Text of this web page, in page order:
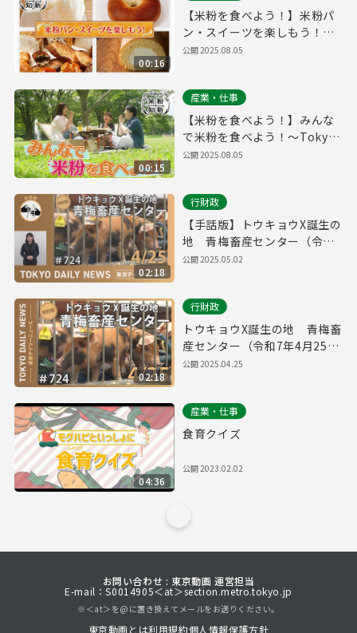
00:16
【米粉を食べよう！】米粉パ
ン・スイーツを楽しもう！～
Tokyo 米粉知新キャンペーン
公開2025.08.05
00:15
産業・仕事
【米粉を食べよう！】みんな
で米粉を食べよう！～Tokyo
米粉知新キャンペーン
公開2025.08.05
02:18
行財政
【手話版】トウキョウX誕生の
地 青梅畜産センター（令和7
年4月25日 東京デイリーニュ
公開2025.05.02
02:18
行財政
トウキョウX誕生の地 青梅畜
産センター（令和7年4月25日
東京デイリーニュース特別
公開2025.04.25
04:36
産業・仕事
食育クイズ
公開2023.02.02
お問い合わせ : 東京動画 運営担当
E-mail：S0014905＜at＞section.metro.tokyo.jp
※＜at＞を@に置き換えてメールをお送りください。
東京動画とは利用規約個人情報保護方針